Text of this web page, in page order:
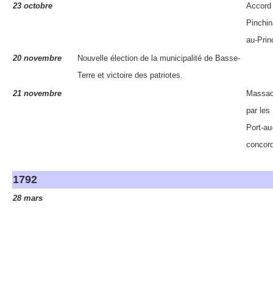
23 octobre
au-
20 novembre
Nouvelle élection de la municipalité de Basse-
Terre et victoire des patriotes.
21 novembre
par les
Port-
1792
28 mars